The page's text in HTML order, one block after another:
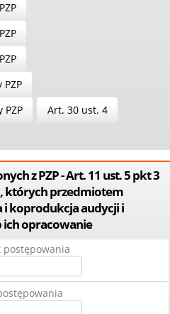
Art. 30 ust. 4
z PZP - Art. 11 ust. 5 pkt 3
których przedmiotem
i koprodukcja audycji i
ich opracowanie
postępowania